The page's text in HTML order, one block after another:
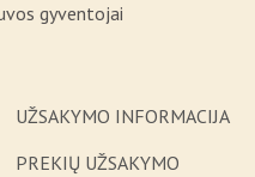
gyventojai
UŽSAKYMO INFORMACIJA
PREKIŲ UŽSAKYMO